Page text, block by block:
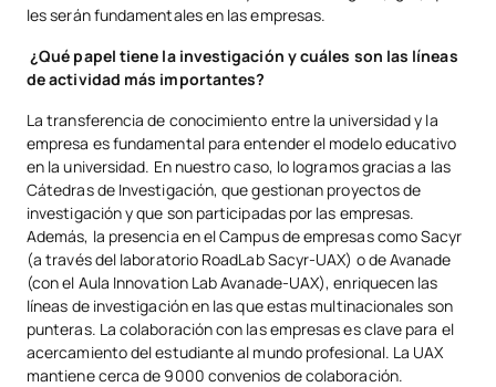
les serán fundamentales en las empresas.
¿Qué papel tiene la investigación y cuáles son las líneas
de actividad más importantes?
La transferencia de conocimiento entre la universidad y la
empresa es fundamental para entender el modelo educativo
en la universidad. En nuestro caso, lo logramos gracias a las
Cátedras de Investigación, que gestionan proyectos de
investigación y que son participadas por las empresas.
Además, la presencia en el Campus de empresas como Sacyr
(a través del laboratorio RoadLab Sacyr-UAX) o de Avanade
(con el Aula Innovation Lab Avanade-UAX), enriquecen las
líneas de investigación en las que estas multinacionales son
punteras. La colaboración con las empresas es clave para el
acercamiento del estudiante al mundo profesional. La UAX
mantiene cerca de 9000 convenios de colaboración.